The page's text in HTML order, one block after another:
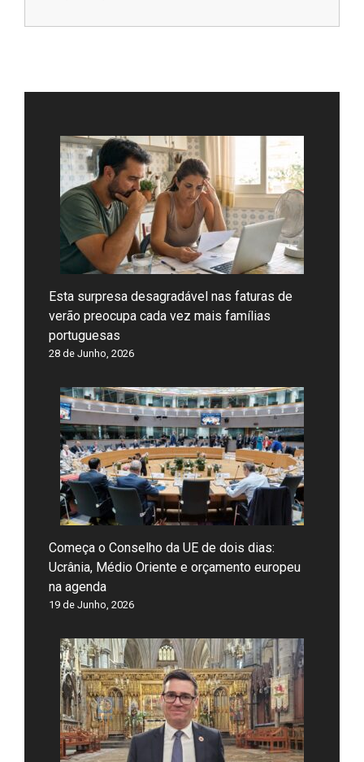
Esta surpresa desagradável nas faturas de
verão preocupa cada vez mais famílias
portuguesas
28 de Junho, 2026
Começa o Conselho da UE de dois dias:
Ucrânia, Médio Oriente e orçamento europeu
na agenda
19 de Junho, 2026